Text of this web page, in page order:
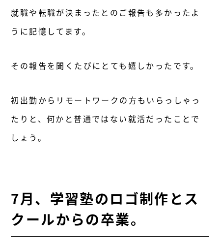
就職や転職が決まったとのご報告も多かったよ
うに記憶してます。
その報告を聞くたびにとても嬉しかったです。
初出勤からリモートワークの方もいらっしゃっ
たりと、何かと普通ではない就活だったことで
しょう。
7月、学習塾のロゴ制作とス
クールからの卒業。